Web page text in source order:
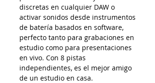
discretas en cualquier DAW o
activar sonidos desde instrumentos
de batería basados en software,
perfecto tanto para grabaciones en
estudio como para presentaciones
en vivo. Con 8 pistas
independientes, es el mejor amigo
de un estudio en casa.